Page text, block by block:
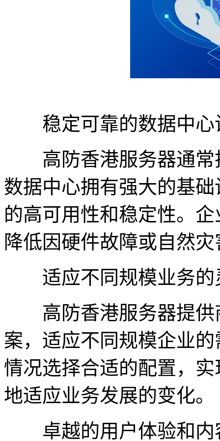
稳定可靠的数据中心
高防香港服务器通常
数据中心拥有强大的基
的高可用性和稳定性。
降低因硬件故障或自然
适应不同规模业务的
高防香港服务器提供
案，适应不同规模企业
情况选择合适的配置，
地适应业务发展的变化。
卓越的用户体验和内